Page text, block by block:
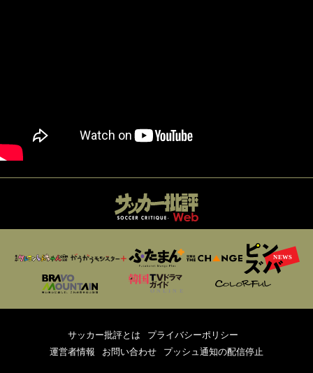
サッカー批評とは
プライバシーポリシー
運営者情報
お問い合わせ プッシュ通知の配信停止